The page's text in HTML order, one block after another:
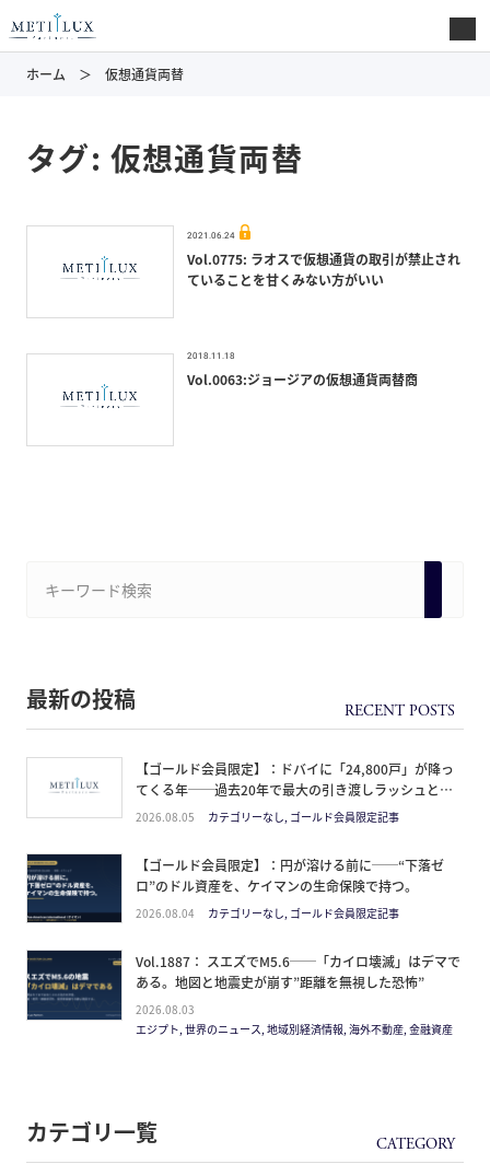
ホーム 仮想通貨両替
タグ: 仮想通貨両替
2021.06.24
Vol.0775: ラオスで仮想通貨の取引が禁止され
ていることを甘くみない方がいい
2018.11.18
Vol.0063:ジョージアの仮想通貨両替商
最新の投稿
【ゴールド会員限定】：ドバイに「24,800戸」が降っ
てくる年──過去20年で最大の引き渡しラッシュと、
ミサイルが崩した“安全神話”。2027年の供給ピーク
2026.08.05 カテゴリーなし, ゴールド会員限定記事
【ゴールド会員限定】：円が溶ける前に──“下落ゼ
ロ”のドル資産を、ケイマンの生命保険で持つ。
2026.08.04 カテゴリーなし, ゴールド会員限定記事
Vol.1887： スエズでM5.6──「カイロ壊滅」はデマで
ある。地図と地震史が崩す”距離を無視した恐怖”
2026.08.03
エジプト, 世界のニュース, 地域別経済情報, 海外不動産, 金融資産
カテゴリ一覧